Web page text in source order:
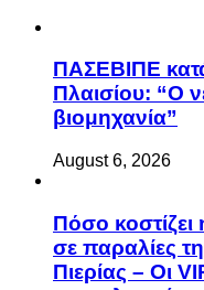
ΠΑΣΕΒΙΠΕ
Πλαισίου: “Ο
βιομηχανία”
August 6, 2026
Πόσο
σε παραλίες
Πιερίας – Οι